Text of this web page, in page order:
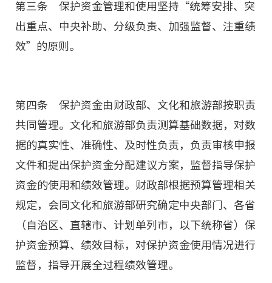
第三条 保护资金管理和使用坚持“统筹安排、突
出重点、中央补助、分级负责、加强监督、注重绩
效”的原则。
第四条 保护资金由财政部、文化和旅游部按职责
共同管理。文化和旅游部负责测算基础数据，对数
据的真实性、准确性、及时性负责，负责审核申报
文件和提出保护资金分配建议方案，监督指导保护
资金的使用和绩效管理。财政部根据预算管理相关
规定，会同文化和旅游部研究确定中央部门、各省
（自治区、直辖市、计划单列市，以下统称省）保
护资金预算、绩效目标，对保护资金使用情况进行
监督，指导开展全过程绩效管理。